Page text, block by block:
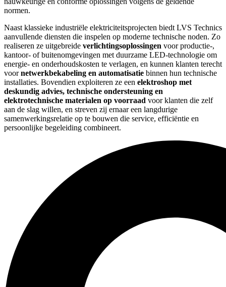
normen.
Naast klassieke industriële elektriciteitsprojecten biedt LVS Technics
aanvullende diensten die inspelen op moderne technische noden. Zo
realiseren ze uitgebreide verlichtingsoplossingen voor productie‑,
kantoor‑ of buitenomgevingen met duurzame LED‑technologie om
energie‑ en onderhoudskosten te verlagen, en kunnen klanten terecht
voornetwerkbekabeling en automatisatie binnen hun technische
installaties. Bovendien exploiteren ze een elektroshop met
deskundig advies, technische ondersteuning en
elektrotechnische materialen op voorraad voor klanten die zelf
aan de slag willen, en streven zij ernaar een langdurige
samenwerkingsrelatie op te bouwen die service, efficiëntie en
persoonlijke begeleiding combineert.